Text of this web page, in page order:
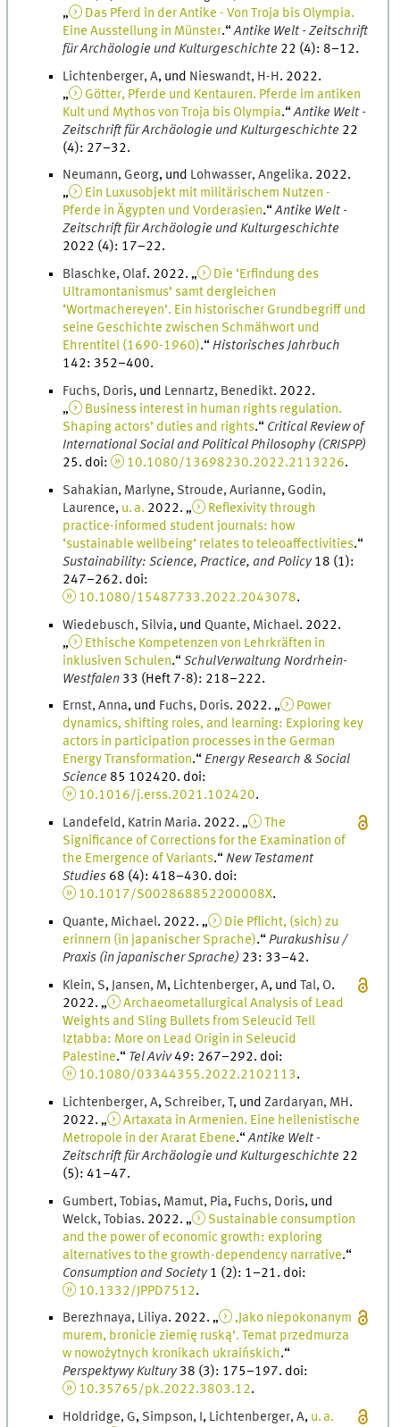
„
Das Pferd in der Antike - Von Troja bis Olympia.
Eine Ausstellung in Münster.“Antike Welt - Zeitschrift
für Archäologie und Kulturgeschichte 22 (4): 8–12.
Lichtenberger,A, und Nieswandt, H-H. 2022.
„
Götter, Pferde und Kentauren. Pferde im antiken
Kult und Mythos von Troja bis Olympia.“Antike Welt -
Zeitschrift für Archäologie und Kulturgeschichte 22
(4): 27–32.
Neumann, Georg, und Lohwasser,Angelika. 2022.
„
Ein Luxusobjekt mit militärischem Nutzen -
Pferde in Ägypten und Vorderasien.“Antike Welt -
Zeitschrift für Archäologie und Kulturgeschichte
2022 (4): 17–22.
Blaschke, Olaf. 2022. „
Die ‘Erfindung des
Ultramontanismus’ samt dergleichen
‘Wortmachereyen’. Ein historischer Grundbegriff und
seine Geschichte zwischen Schmähwort und
Ehrentitel (1690-1960).“Historisches Jahrbuch
142: 352–400.
Fuchs, Doris, und Lennartz, Benedikt. 2022.
„
Business interest in human rights regulation.
Shaping actors’ duties and rights.“ Critical Review of
International Social and Political Philosophy (CRISPP)
25. doi: 10.1080/13698230.2022.2113226.
Sahakian, Marlyne, Stroude,Aurianne, Godin,
Laurence, u. a. 2022. „
Reflexivity through
practice-informed student journals: how
‘sustainable wellbeing’ relates to teleoaffectivities.“
Sustainability: Science, Practice, and Policy 18 (1):
247–262. doi:
10.1080/15487733.2022.2043078.
Wiedebusch, Silvia, und Quante, Michael. 2022.
„
Ethische Kompetenzen von Lehrkräften in
inklusiven Schulen.“SchulVerwaltung Nordrhein-
Westfalen 33 (Heft 7-8): 218–222.
Ernst,Anna, und Fuchs, Doris. 2022. „
Power
dynamics, shifting roles, and learning: Exploring key
actors in participation processes in the German
Energy Transformation.“Energy Research & Social
Science 85 102420. doi:
10.1016/j.erss.2021.102420.
Landefeld, Katrin Maria. 2022. „
The
Significance of Corrections for the Examination of
the Emergence of Variants.“New Testament
Studies 68 (4):418–430. doi:
10.1017/S002868852200008X.
Quante, Michael. 2022. „
Die Pflicht, (sich) zu
erinnern (in japanischer Sprache).“Purakushisu /
Praxis (in japanischer Sprache) 23: 33–42.
Klein, S, Jansen, M, Lichtenberger,A, undTal, O.
2022. „
Archaeometallurgical Analysis of Lead
Weights and Sling Bullets from Seleucid Tell
Iẓṭabba: More on Lead Origin in Seleucid
Palestine.“ Tel Aviv49: 267–292. doi:
10.1080/03344355.2022.2102113.
Lichtenberger,A, Schreiber,T, undZardaryan, MH .
2022. „
Artaxata in Armenien. Eine hellenistische
Metropole in der Ararat Ebene.“Antike Welt -
Zeitschrift für Archäologie und Kulturgeschichte 22
(5):41–47.
Gumbert,Tobias, Mamut, Pia, Fuchs, Doris, und
Welck,Tobias. 2022. „
Sustainable consumption
and the power of economic growth: exploring
alternatives to the growth-dependency narrative.“
Consumption and Society 1 (2): 1–21. doi:
10.1332/JPPD7512.
Berezhnaya, Liliya. 2022. „
‚Jako niepokonanym
murem, bronicie ziemię ruską’. Temat przedmurza
w nowożytnych kronikach ukraińskich.“
Perspektywy Kultury 38 (3): 175–197. doi:
10.35765/pk.2022.3803.12.
Holdridge, G, Simpson, I, Lichtenberger,A, u. a.